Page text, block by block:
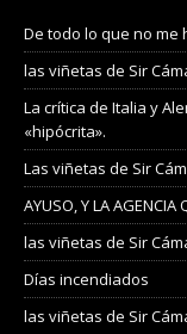
De todo lo que no me
las viñetas de Sir
La crítica de Italia y
«hipócrita».
Las viñetas de Sir
AYUSO, Y LA AGENCIA
las viñetas de Sir
Días incendiados
las viñetas de Sir